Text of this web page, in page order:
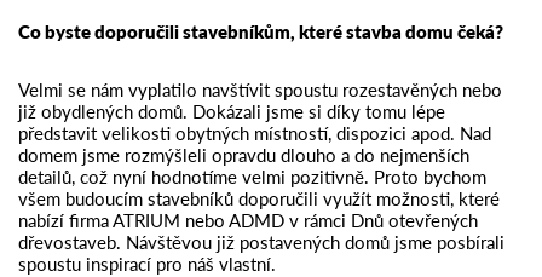
Co byste doporučili stavebníkům, které stavba domu čeká?
Velmi se nám vyplatilo navštívit spoustu rozestavěných nebo
již obydlených domů. Dokázali jsme si díky tomu lépe
představit velikosti obytných místností, dispozici apod. Nad
domem jsme rozmýšleli opravdu dlouho a do nejmenších
detailů, což nyní hodnotíme velmi pozitivně. Proto bychom
všem budoucím stavebníků doporučili využít možnosti, které
nabízí firma ATRIUM nebo ADMD v rámci Dnů otevřených
dřevostaveb. Návštěvou již postavených domů jsme posbírali
spoustu inspirací pro náš vlastní.